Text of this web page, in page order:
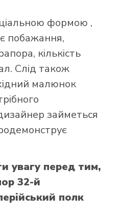
формою ,
побажання,
кількість
Слід також
малюнок
займеться
увагу перед тим,
32-й
полк
прапор
Лакор: